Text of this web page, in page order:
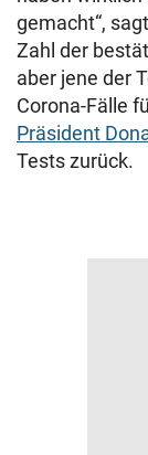
gemacht“,
Zahl der
aber jene der
Corona-Fälle
Präsident
Tests zurück.